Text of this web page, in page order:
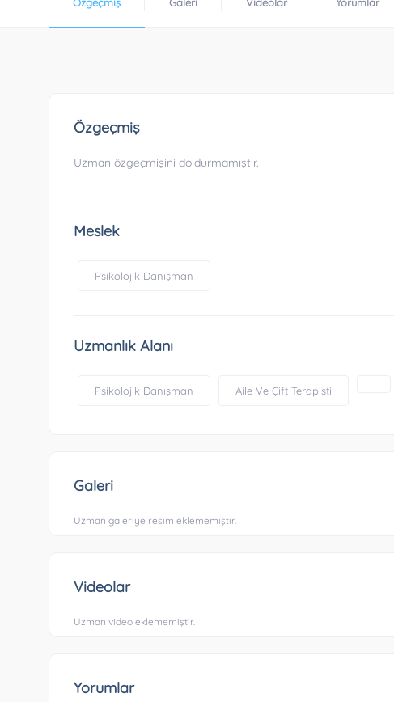
Özgeçmiş
Uzman özgeçmişini doldurmamıştır.
Meslek
Psikolojik Danışman
Uzmanlık Alanı
Psikolojik Danışman Aile Ve Çift Terapisti
Galeri
Uzman galeriye resim eklememiştir.
Videolar
Uzman video eklememiştir.
Yorumlar